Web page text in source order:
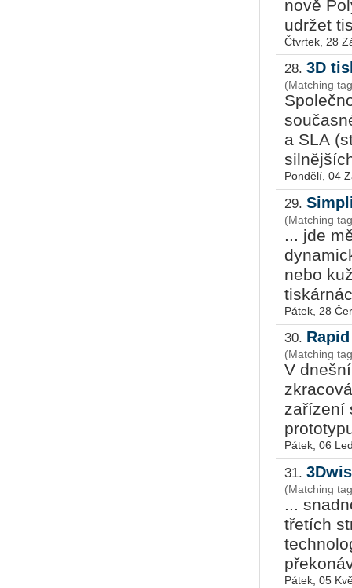
nově
udržet
Čtvrtek, 28
28. 3D
(Matching
a SLA
Pondělí, 04
29.
(Matching
... jde
nebo
Pátek, 28
30.
(Matching
V
zařízení
Pátek, 06
31.
(Matching
...
třetích
Pátek, 05